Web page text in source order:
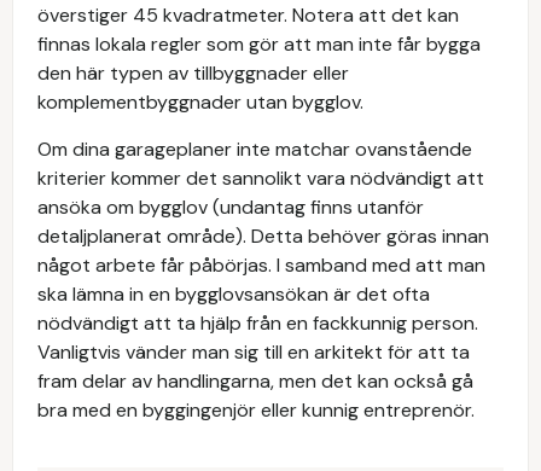
överstiger 45 kvadratmeter. Notera att det kan
finnas lokala regler som gör att man inte får bygga
den här typen av tillbyggnader eller
komplementbyggnader utan bygglov.
Om dina garageplaner inte matchar ovanstående
kriterier kommer det sannolikt vara nödvändigt att
ansöka om bygglov (undantag finns utanför
detaljplanerat område). Detta behöver göras innan
något arbete får påbörjas. I samband med att man
ska lämna in en bygglovsansökan är det ofta
nödvändigt att ta hjälp från en fackkunnig person.
Vanligtvis vänder man sig till en arkitekt för att ta
fram delar av handlingarna, men det kan också gå
bra med en byggingenjör eller kunnig entreprenör.